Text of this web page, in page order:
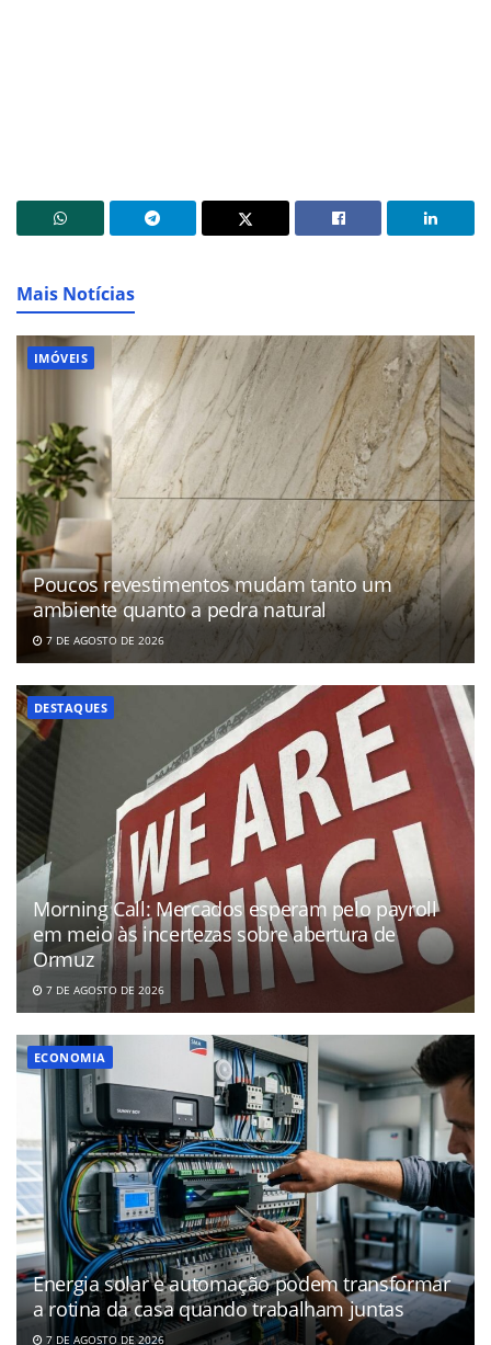
Mais Notícias
IMÓVEIS
Poucos revestimentos mudam tanto um
ambiente quanto a pedra natural
7 DE AGOSTO DE 2026
DESTAQUES
Morning Call: Mercados esperam pelo payroll
em meio às incertezas sobre abertura de
Ormuz
7 DE AGOSTO DE 2026
ECONOMIA
Energia solar e automação podem transformar
a rotina da casa quando trabalham juntas
7 DE AGOSTO DE 2026